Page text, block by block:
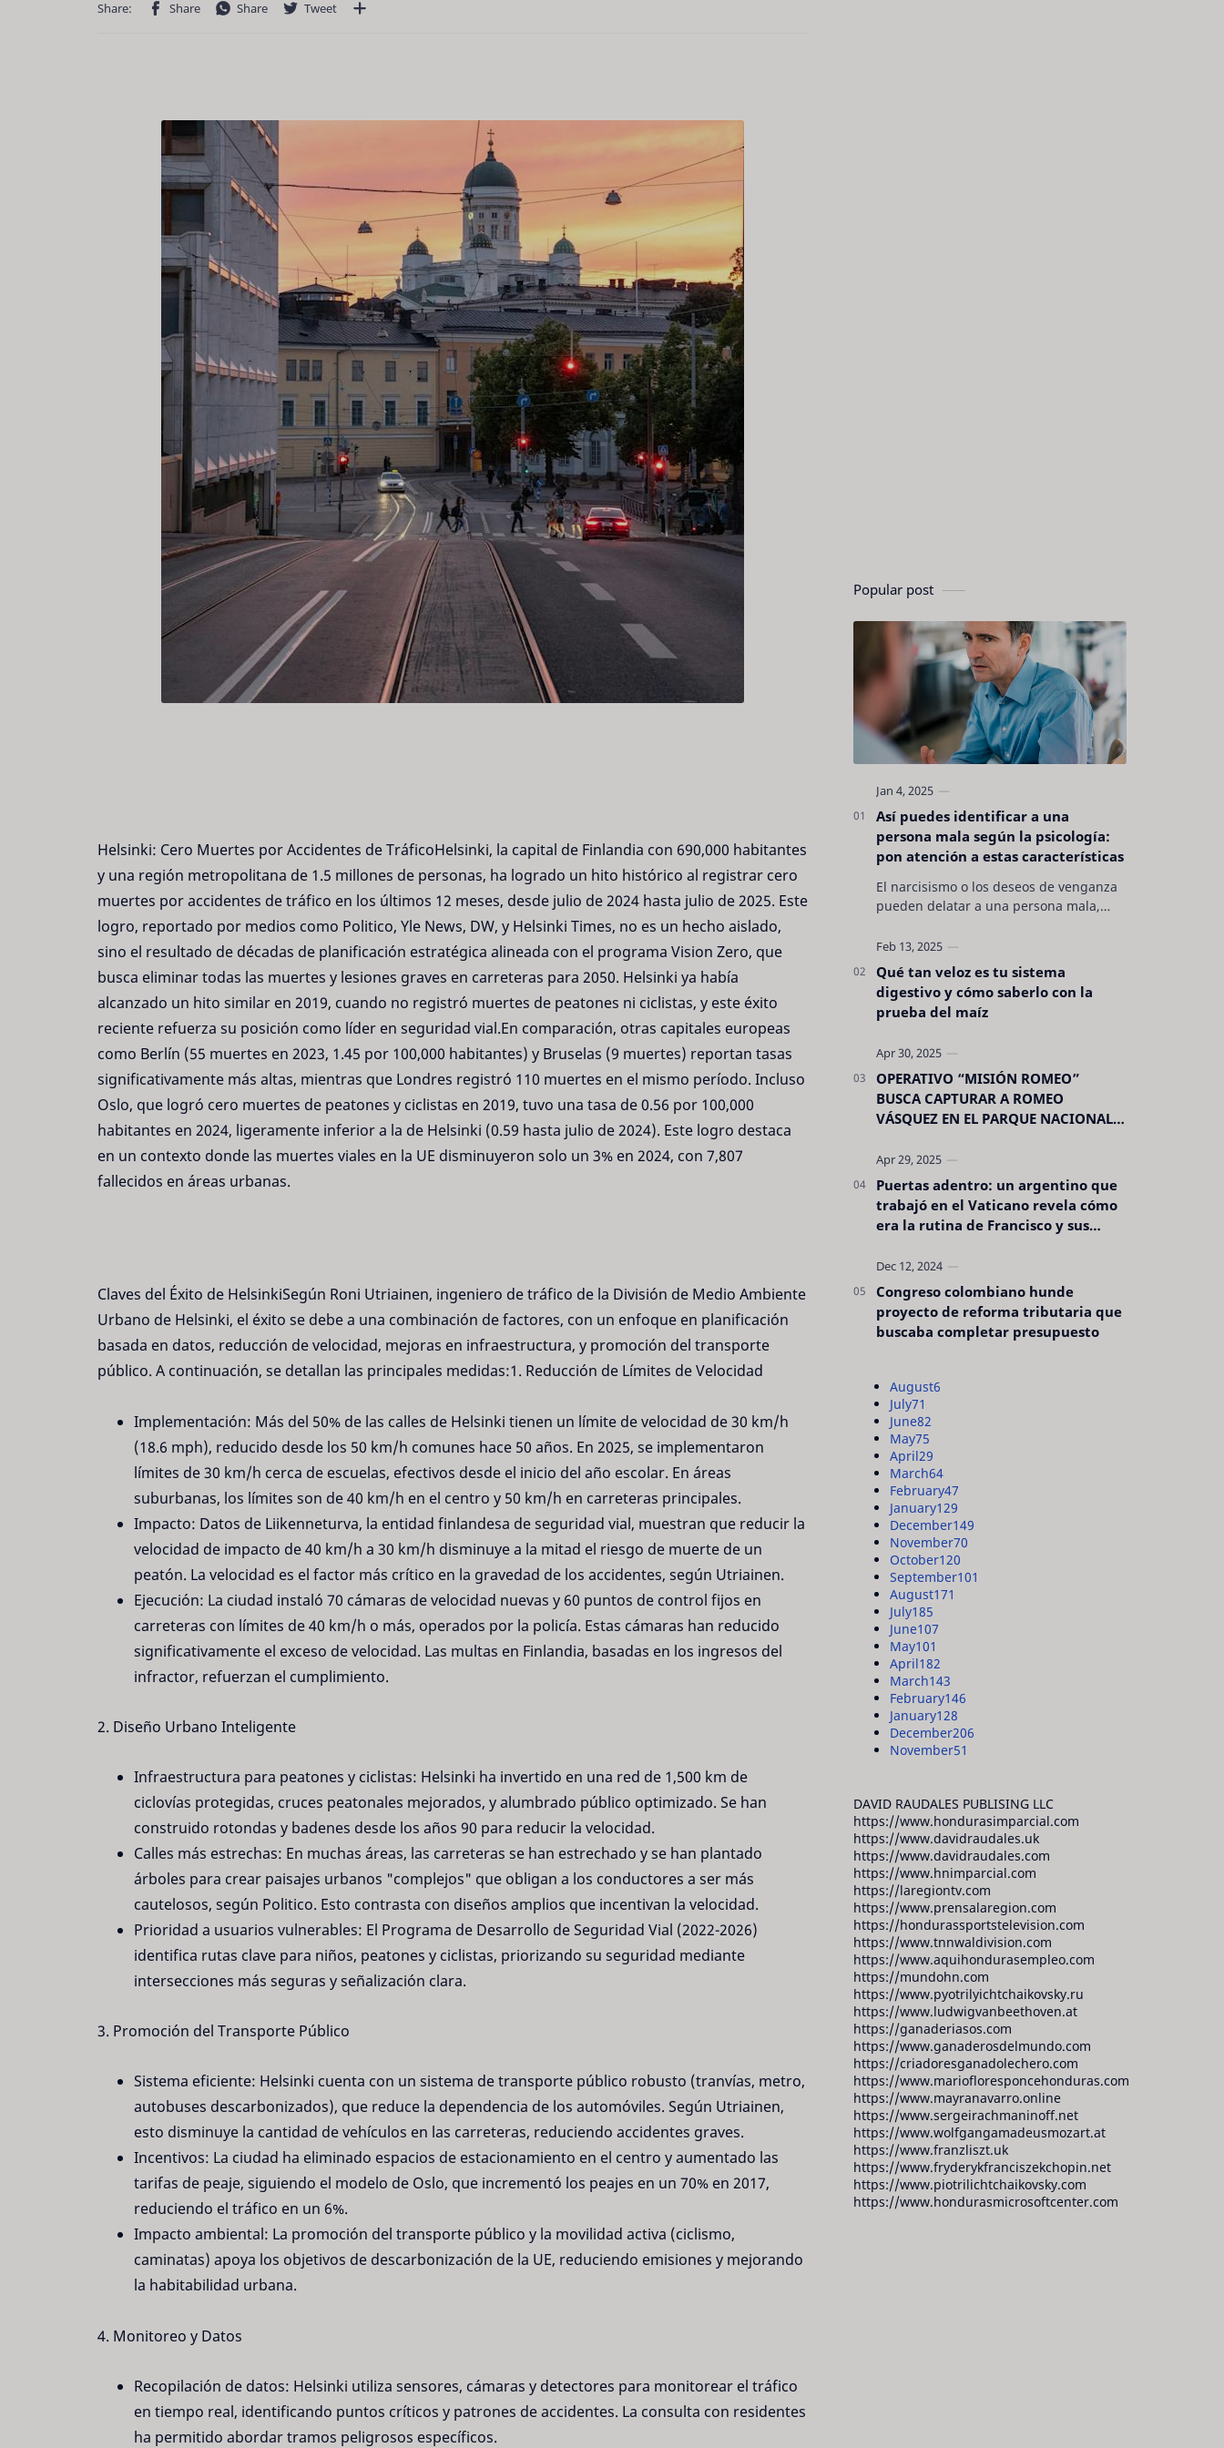
Helsinki: Cero Muertes por Accidentes de TráficoHelsinki, la capital de Finlandia con 690,000 habitantes
y una región metropolitana de 1.5 millones de personas, ha logrado un hito histórico al registrar cero
muertes por accidentes de tráfico en los últimos 12 meses, desde julio de 2024 hasta julio de 2025. Este
logro, reportado por medios como Politico, Yle News, DW, y Helsinki Times, no es un hecho aislado,
sino el resultado de décadas de planificación estratégica alineada con el programa Vision Zero, que
busca eliminar todas las muertes y lesiones graves en carreteras para 2050. Helsinki ya había
alcanzado un hito similar en 2019, cuando no registró muertes de peatones ni ciclistas, y este éxito
reciente refuerza su posición como líder en seguridad vial.En comparación, otras capitales europeas
como Berlín (55 muertes en 2023, 1.45 por 100,000 habitantes) y Bruselas (9 muertes) reportan tasas
significativamente más altas, mientras que Londres registró 110 muertes en el mismo período. Incluso
Oslo, que logró cero muertes de peatones y ciclistas en 2019, tuvo una tasa de 0.56 por 100,000
habitantes en 2024, ligeramente inferior a la de Helsinki (0.59 hasta julio de 2024). Este logro destaca
en un contexto donde las muertes viales en la UE disminuyeron solo un 3% en 2024, con 7,807
fallecidos en áreas urbanas.
Claves del Éxito de HelsinkiSegún Roni Utriainen, ingeniero de tráfico de la División de Medio Ambiente
Urbano de Helsinki, el éxito se debe a una combinación de factores, con un enfoque en planificación
basada en datos, reducción de velocidad, mejoras en infraestructura, y promoción del transporte
público. A continuación, se detallan las principales medidas:1. Reducción de Límites de Velocidad
Implementación: Más del 50% de las calles de Helsinki tienen un límite de velocidad de 30 km/h
(18.6 mph), reducido desde los 50 km/h comunes hace 50 años. En 2025, se implementaron
límites de 30 km/h cerca de escuelas, efectivos desde el inicio del año escolar. En áreas
suburbanas, los límites son de 40 km/h en el centro y 50 km/h en carreteras principales.
Impacto: Datos de Liikenneturva, la entidad finlandesa de seguridad vial, muestran que reducir la
velocidad de impacto de 40 km/h a 30 km/h disminuye a la mitad el riesgo de muerte de un
peatón. La velocidad es el factor más crítico en la gravedad de los accidentes, según Utriainen.
Ejecución: La ciudad instaló 70 cámaras de velocidad nuevas y 60 puntos de control fijos en
carreteras con límites de 40 km/h o más, operados por la policía. Estas cámaras han reducido
significativamente el exceso de velocidad. Las multas en Finlandia, basadas en los ingresos del
infractor, refuerzan el cumplimiento.
2. Diseño Urbano Inteligente
Infraestructura para peatones y ciclistas: Helsinki ha invertido en una red de 1,500 km de
ciclovías protegidas, cruces peatonales mejorados, y alumbrado público optimizado. Se han
construido rotondas y badenes desde los años 90 para reducir la velocidad.
Calles más estrechas: En muchas áreas, las carreteras se han estrechado y se han plantado
árboles para crear paisajes urbanos "complejos" que obligan a los conductores a ser más
cautelosos, según Politico. Esto contrasta con diseños amplios que incentivan la velocidad.
Prioridad a usuarios vulnerables: El Programa de Desarrollo de Seguridad Vial (2022-2026)
identifica rutas clave para niños, peatones y ciclistas, priorizando su seguridad mediante
intersecciones más seguras y señalización clara.
3. Promoción del Transporte Público
Sistema eficiente: Helsinki cuenta con un sistema de transporte público robusto (tranvías, metro,
autobuses descarbonizados), que reduce la dependencia de los automóviles. Según Utriainen,
esto disminuye la cantidad de vehículos en las carreteras, reduciendo accidentes graves.
Incentivos: La ciudad ha eliminado espacios de estacionamiento en el centro y aumentado las
tarifas de peaje, siguiendo el modelo de Oslo, que incrementó los peajes en un 70% en 2017,
reduciendo el tráfico en un 6%.
Impacto ambiental: La promoción del transporte público y la movilidad activa (ciclismo,
caminatas) apoya los objetivos de descarbonización de la UE, reduciendo emisiones y mejorando
la habitabilidad urbana.
4. Monitoreo y Datos
Recopilación de datos: Helsinki utiliza sensores, cámaras y detectores para monitorear el tráfico
en tiempo real, identificando puntos críticos y patrones de accidentes. La consulta con residentes
ha permitido abordar tramos peligrosos específicos.
Popular post
Así puedes identificar a una
persona mala según la psicología:
pon atención a estas características
El narcisismo o los deseos de venganza
pueden delatar a una persona mala,
evidentes. Conocerlas puede pro…
Qué tan veloz es tu sistema
digestivo y cómo saberlo con la
prueba del maíz
OPERATIVO “MISIÓN ROMEO”
BUSCA CAPTURAR A ROMEO
VÁSQUEZ EN EL PARQUE NACIONAL
Puertas adentro: un argentino que
trabajó en el Vaticano revela cómo
era la rutina de Francisco y sus
Congreso colombiano hunde
proyecto de reforma tributaria que
buscaba completar presupuesto
August6
July71
June82
May75
April29
March64
February47
January129
December149
November70
October120
September101
August171
July185
June107
May101
April182
March143
February146
January128
December206
November51
DAVID RAUDALES PUBLISING LLC
https://www.hondurasimparcial.com
https://www.davidraudales.uk
https://www.davidraudales.com
https://www.hnimparcial.com
https://laregiontv.com
https://www.prensalaregion.com
https://hondurassportstelevision.com
https://www.tnnwaldivision.com
https://www.aquihondurasempleo.com
https://mundohn.com
https://www.pyotrilyichtchaikovsky.ru
https://www.ludwigvanbeethoven.at
https://ganaderiasos.com
https://www.ganaderosdelmundo.com
https://criadoresganadolechero.com
https://www.mariofloresponcehonduras.com
https://www.mayranavarro.online
https://www.sergeirachmaninoff.net
https://www.wolfgangamadeusmozart.at
https://www.franzliszt.uk
https://www.fryderykfranciszekchopin.net
https://www.piotrilichtchaikovsky.com
https://www.hondurasmicrosoftcenter.com